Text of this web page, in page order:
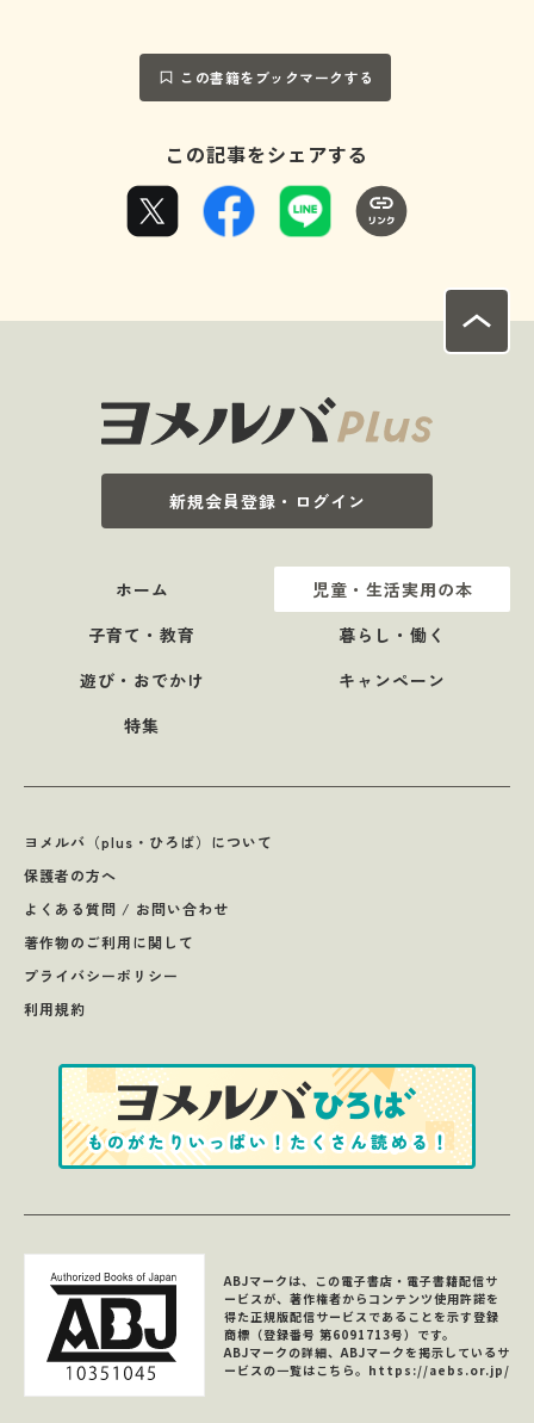
この書籍をブックマークする
この記事をシェアする
新規会員登録・ログイン
ホーム
児童・生活実用の本
子育て・教育
暮らし・働く
遊び・おでかけ
キャンペーン
特集
ヨメルバ（plus・ひろば）について
保護者の方へ
よくある質問 / お問い合わせ
著作物のご利用に関して
プライバシーポリシー
利用規約
ABJマークは、この電子書店・電子書籍配信サ
ービスが、著作権者からコンテンツ使用許諾を
得た正規版配信サービスであることを示す登録
商標（登録番号 第6091713号）です。
ABJマークの詳細、ABJマークを掲示しているサ
ービスの一覧はこちら。 https://aebs.or.jp/